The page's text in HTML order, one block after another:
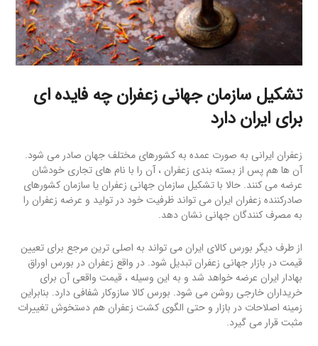
تشکیل سازمان جهانی زعفران چه فایده ای
برای ایران دارد
زعفران ایرانی به صورت عمده به کشورهای مختلف جهان صادر می شود.
آن ها هم پس از بسته بندی زعفران ، آن را با نام های تجاری خودشان
عرضه می کنند. حالا با تشکیل سازمان جهانی زعفران یا سازمان کشورهای
صادرکننده زعفران ایران می تواند ظرفیت خود در تولید و عرضه زعفران را
به مصرف کنندگان جهانی نشان دهد.
از طرف دیگر بورس کالای ایران می تواند به اصلی ترین مرجع برای تعیین
قیمت در بازار جهانی زعفران تبدیل شود. در واقع زعفران در بورس اوراق
بهادار ایران عرضه خواهد شد و به این وسیله ، قیمت واقعی آن برای
خریداران خارجی روشن می شود. بورس کالا سازوکار شفافی دارد. بنابراین
زمینه اصلاحات در بازار و حتی الگوی کشت زعفران هم دستخوش تغییرات
مثبت قرار می گیرد.